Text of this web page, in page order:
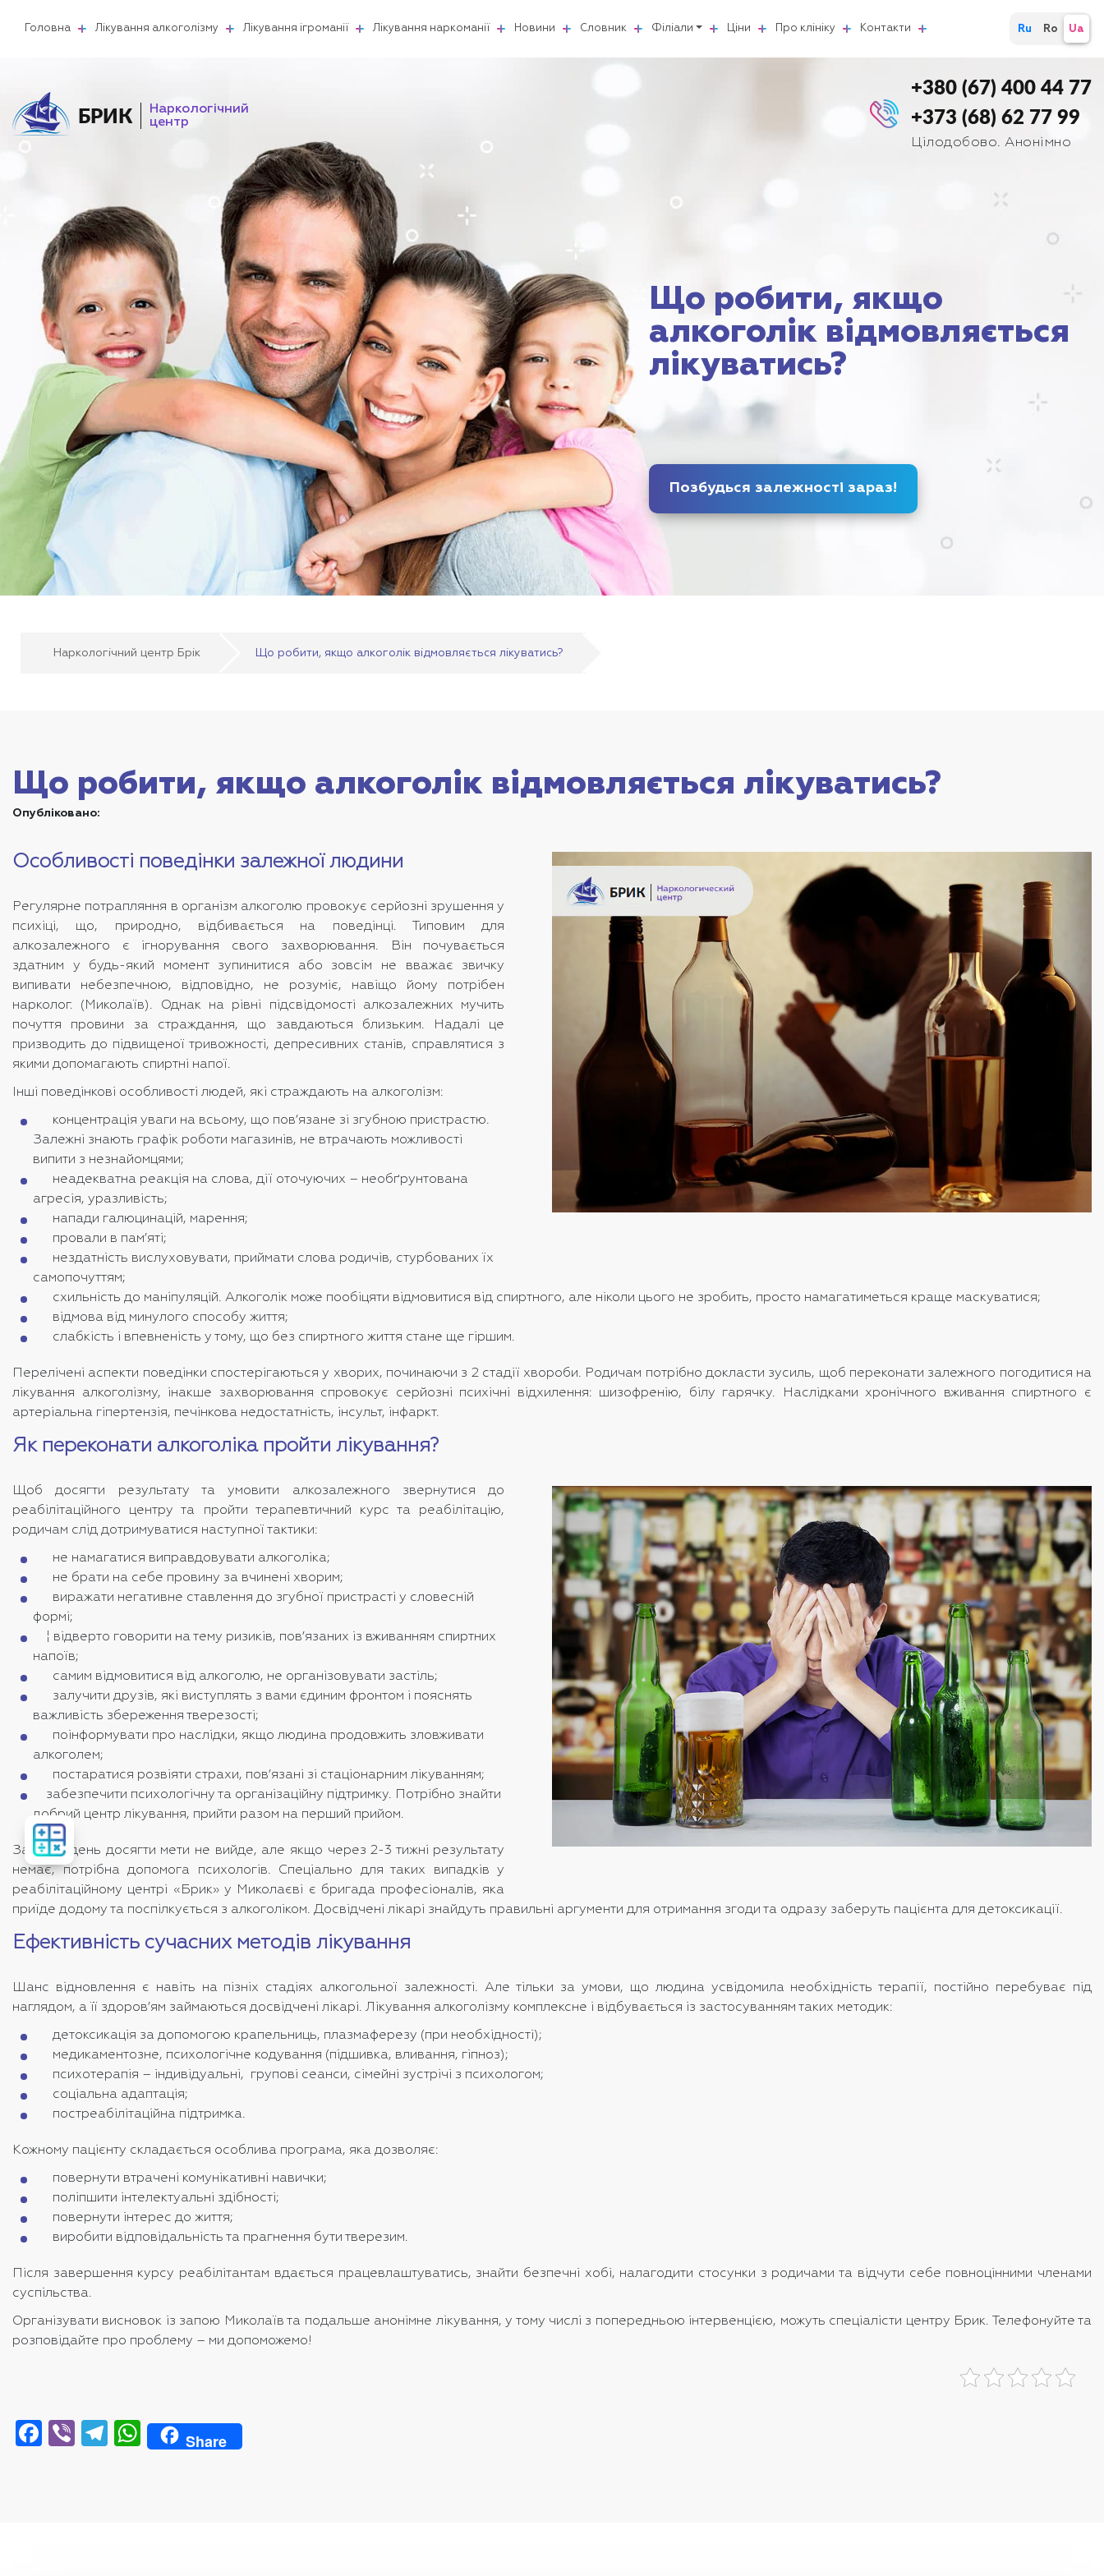
Головна Лікування алкоголізму Лікування ігроманії Лікування наркоманії Новини Словник Філіали Ціни Про клініку Контакти Ru Ro Ua
БРИК
Наркологічний
центр
+380 (67) 400 44 77
+373 (68) 62 77 99
Цілодобово. Анонімно
Що робити, якщо
алкоголік відмовляється
лікуватись?
Позбудься залежності зараз!
Наркологічний центр Брік Що робити, якщо алкоголік відмовляється лікуватись?
Що робити, якщо алкоголік відмовляється лікуватись?
Опубліковано:
Особливості поведінки залежної людини
Регулярне потрапляння в організм алкоголю провокує серйозні зрушення у
психіці, що, природно, відбивається на поведінці. Типовим для
алкозалежного є ігнорування свого захворювання. Він почувається
здатним у будь-який момент зупинитися або зовсім не вважає звичку
випивати небезпечною, відповідно, не розуміє, навіщо йому потрібен
нарколог. (Миколаїв). Однак на рівні підсвідомості алкозалежних мучить
почуття провини за страждання, що завдаються близьким. Надалі це
призводить до підвищеної тривожності, депресивних станів, справлятися з
якими допомагають спиртні напої.
Інші поведінкові особливості людей, які страждають на алкоголізм:
концентрація уваги на всьому, що пов’язане зі згубною пристрастю.
Залежні знають графік роботи магазинів, не втрачають можливості
випити з незнайомцями;
неадекватна реакція на слова, дії оточуючих – необґрунтована
агресія, уразливість;
напади галюцинацій, марення;
провали в пам’яті;
нездатність вислуховувати, приймати слова родичів, стурбованих їх
самопочуттям;
схильність до маніпуляцій. Алкоголік може пообіцяти відмовитися від спиртного, але ніколи цього не зробить, просто намагатиметься краще маскуватися;
відмова від минулого способу життя;
слабкість і впевненість у тому, що без спиртного життя стане ще гіршим.
Перелічені аспекти поведінки спостерігаються у хворих, починаючи з 2 стадії хвороби. Родичам потрібно докласти зусиль, щоб переконати залежного погодитися на
лікування алкоголізму, інакше захворювання спровокує серйозні психічні відхилення: шизофренію, білу гарячку. Наслідками хронічного вживання спиртного є
артеріальна гіпертензія, печінкова недостатність, інсульт, інфаркт.
Як переконати алкоголіка пройти лікування?
Щоб досягти результату та умовити алкозалежного звернутися до
реабілітаційного центру та пройти терапевтичний курс та реабілітацію,
родичам слід дотримуватися наступної тактики:
не намагатися виправдовувати алкоголіка;
не брати на себе провину за вчинені хворим;
виражати негативне ставлення до згубної пристрасті у словесній
формі;
¦ відверто говорити на тему ризиків, пов’язаних із вживанням спиртних
напоїв;
самим відмовитися від алкоголю, не організовувати застіль;
залучити друзів, які виступлять з вами єдиним фронтом і пояснять
важливість збереження тверезості;
поінформувати про наслідки, якщо людина продовжить зловживати
алкоголем;
постаратися розвіяти страхи, пов’язані зі стаціонарним лікуванням;
забезпечити психологічну та організаційну підтримку. Потрібно знайти
добрий центр лікування, прийти разом на перший прийом.
За один день досягти мети не вийде, але якщо через 2-3 тижні результату
немає, потрібна допомога психологів. Спеціально для таких випадків у
реабілітаційному центрі «Брик» у Миколаєві є бригада професіоналів, яка
приїде додому та поспілкується з алкоголіком. Досвідчені лікарі знайдуть правильні аргументи для отримання згоди та одразу заберуть пацієнта для детоксикації.
Ефективність сучасних методів лікування
Шанс відновлення є навіть на пізніх стадіях алкогольної залежності. Але тільки за умови, що людина усвідомила необхідність терапії, постійно перебуває під
наглядом, а її здоров’ям займаються досвідчені лікарі. Лікування алкоголізму комплексне і відбувається із застосуванням таких методик:
детоксикація за допомогою крапельниць, плазмаферезу (при необхідності);
медикаментозне, психологічне кодування (підшивка, вливання, гіпноз);
психотерапія – індивідуальні, групові сеанси, сімейні зустрічі з психологом;
соціальна адаптація;
постреабілітаційна підтримка.
Кожному пацієнту складається особлива програма, яка дозволяє:
повернути втрачені комунікативні навички;
поліпшити інтелектуальні здібності;
повернути інтерес до життя;
виробити відповідальність та прагнення бути тверезим.
Після завершення курсу реабілітантам вдається працевлаштуватись, знайти безпечні хобі, налагодити стосунки з родичами та відчути себе повноцінними членами
суспільства.
Організувати висновок із запою Миколаїв та подальше анонімне лікування, у тому числі з попередньою інтервенцією, можуть спеціалісти центру Брик. Телефонуйте та
розповідайте про проблему – ми допоможемо!
Facebook
ViberTelegram
WhatsApp
Share
лікування